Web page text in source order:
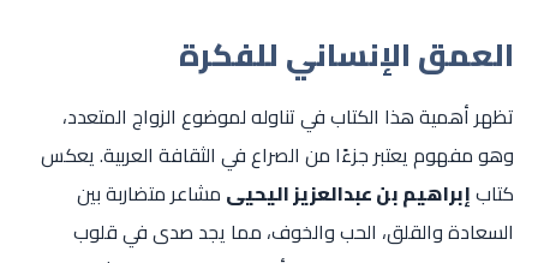
العمق الإنساني للفكرة
تظهر أهمية هذا الكتاب في تناوله لموضوع الزواج المتعدد،
وهو مفهوم يعتبر جزءًا من الصراع في الثقافة العربية. يعكس
كتابإبراهيم بن عبدالعزيز اليحيى مشاعر متضاربة بين
السعادة والقلق، الحب والخوف، مما يجد صدى في قلوب